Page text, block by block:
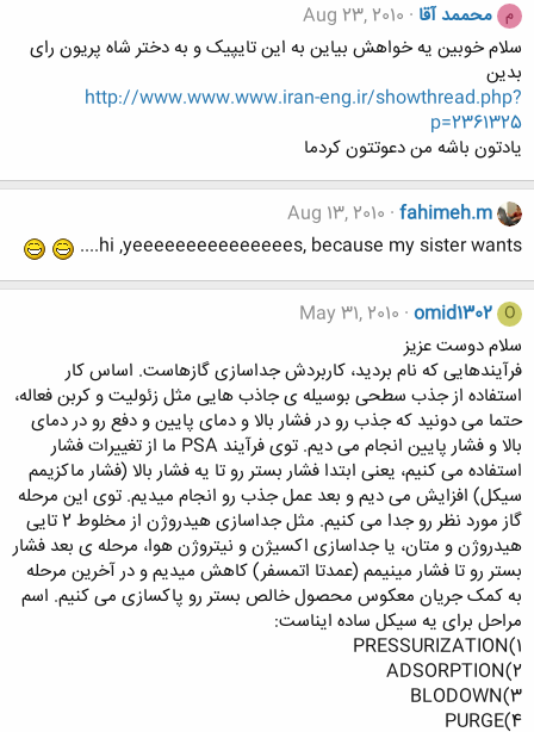
م محممد آقا Aug 23, 2010
سلام خوبین یه خواهش بیاین به این تایپیک و به دختر شاه پریون رای
بدین
http://www.www.www.iran-eng.ir/showthread.php?
p=2361325
یادتون باشه من دعوتتون کردما
fahimeh.m
Aug 13, 2010
hi ,yeeeeeeeeeeeeeees, because my sister wants....
O
omid1302
May 31, 2010
سلام دوست عزیز
فرآیندهایی که نام بردید، کاربردش جداسازی گازهاست. اساس کار
استفاده از جذب سطحی بوسیله ی جاذب هایی مثل زئولیت و کربن فعاله،
حتما می دونید که جذب رو در فشار بالا و دمای پایین و دفع رو در دمای
بالا و فشار پایین انجام می دیم. توی فرآیند PSA ما از تغییرات فشار
استفاده می کنیم، یعنی ابتدا فشار بستر رو تا یه فشار بالا (فشار ماکزیمم
سیکل) افزایش می دیم و بعد عمل جذب رو انجام میدیم. توی این مرحله
گاز مورد نظر رو جدا می کنیم. مثل جداسازی هیدروژن از مخلوط 2 تایی
هیدروژن و متان، یا جداسازی اکسیژن و نیتروژن هوا، مرحله ی بعد فشار
بستر رو تا فشار مینیمم (عمدتا اتمسفر) کاهش میدیم و در آخرین مرحله
به کمک جریان معکوس محصول خالص بستر رو پاکسازی می کنیم. اسم
مراحل برای یه سیکل ساده ایناست:
1)PRESSURIZATION
2)ADSORPTION
3)BLODOWN
4)PURGE